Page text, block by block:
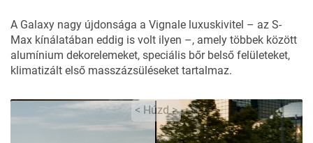
A Galaxy nagy újdonsága a Vignale luxuskivitel – az S-
Max kínálatában eddig is volt ilyen –, amely többek között
alumínium dekorelemeket, speciális bőr belső felületeket,
klimatizált első masszázsüléseket tartalmaz.
< Húzd >